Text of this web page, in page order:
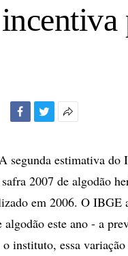
segunda estimativa
2007 de algodão
em 2006. O IBGE
este ano - a
instituto, essa variação